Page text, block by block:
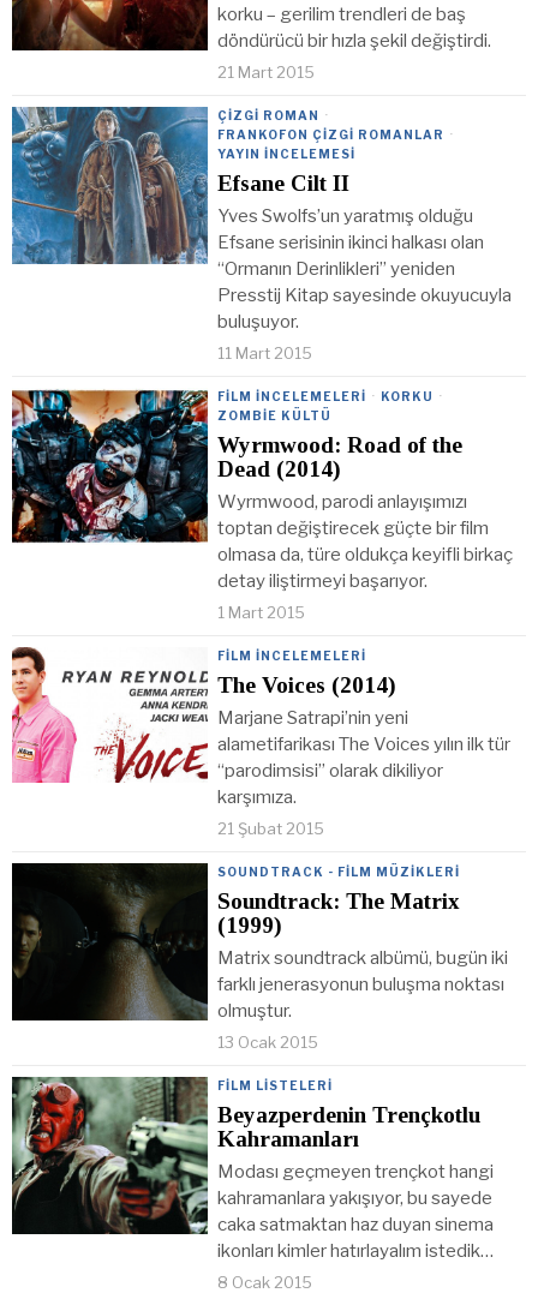
korku – gerilim trendleri de baş
döndürücü bir hızla şekil değiştirdi.
21 Mart 2015
ÇIZGI ROMAN ·
FRANKOFON ÇIZGI ROMANLAR ·
YAYIN İNCELEMESI
Efsane Cilt II
Yves Swolfs’un yaratmış olduğu
Efsane serisinin ikinci halkası olan
“Ormanın Derinlikleri” yeniden
Presstij Kitap sayesinde okuyucuyla
buluşuyor.
11 Mart 2015
FILM İNCELEMELERI · KORKU ·
ZOMBIE KÜLTÜ
Wyrmwood: Road of the
Dead (2014)
Wyrmwood, parodi anlayışımızı
toptan değiştirecek güçte bir film
olmasa da, türe oldukça keyifli birkaç
detay iliştirmeyi başarıyor.
1 Mart 2015
FILM İNCELEMELERI
The Voices (2014)
Marjane Satrapi’nin yeni
alametifarikası The Voices yılın ilk tür
“parodimsisi” olarak dikiliyor
karşımıza.
21 Şubat 2015
SOUNDTRACK - FILM MÜZIKLERI
Soundtrack: The Matrix
(1999)
Matrix soundtrack albümü, bugün iki
farklı jenerasyonun buluşma noktası
olmuştur.
13 Ocak 2015
FILM LISTELERI
Beyazperdenin Trençkotlu
Kahramanları
Modası geçmeyen trençkot hangi
kahramanlara yakışıyor, bu sayede
caka satmaktan haz duyan sinema
ikonları kimler hatırlayalım istedik…
8 Ocak 2015